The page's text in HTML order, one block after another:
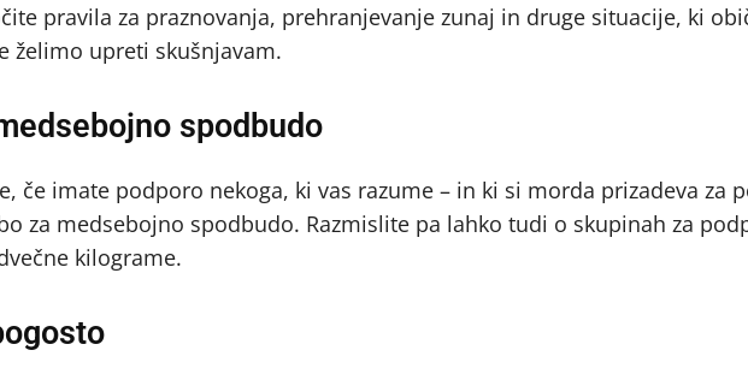
pravila za praznovanja, prehranjevanje zunaj in druge situacije, ki
želimo upreti skušnjavam.
spodbudo
če imate podporo nekoga, ki vas razume – in ki si morda prizadeva za
za medsebojno spodbudo. Razmislite pa lahko tudi o skupinah za
kilograme.